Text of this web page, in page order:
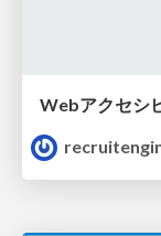
Webアクセシ